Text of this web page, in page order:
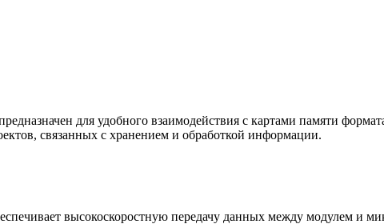
для удобного взаимодействия с картами памяти
связанных с хранением и обработкой информации.
высокоскоростную передачу данных между модулем и